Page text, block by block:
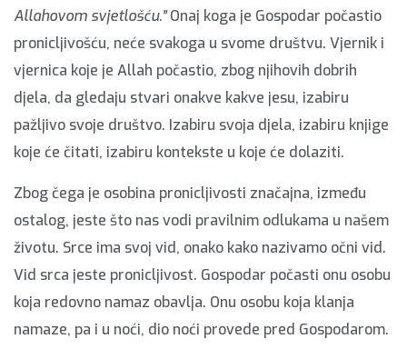
Allahovom svjetlošću.”Onaj koga je Gospodar počastio
pronicljivošću, neće svakoga u svome društvu. Vjernik i
vjernica koje je Allah počastio, zbog njihovih dobrih
djela, da gledaju stvari onakve kakve jesu, izabiru
pažljivo svoje društvo. Izabiru svoja djela, izabiru knjige
koje će čitati, izabiru kontekste u koje će dolaziti.
Zbog čega je osobina pronicljivosti značajna, između
ostalog, jeste što nas vodi pravilnim odlukama u našem
životu. Srce ima svoj vid, onako kako nazivamo očni vid.
Vid srca jeste pronicljivost. Gospodar počasti onu osobu
koja redovno namaz obavlja. Onu osobu koja klanja
namaze, pa i u noći, dio noći provede pred Gospodarom.